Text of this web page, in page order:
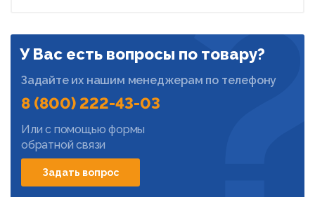
У Вас есть вопросы по товару?
Задайте их нашим менеджерам по телефону
8 (800) 222-43-03
Или с помощью формы
обратной связи
Задать вопрос